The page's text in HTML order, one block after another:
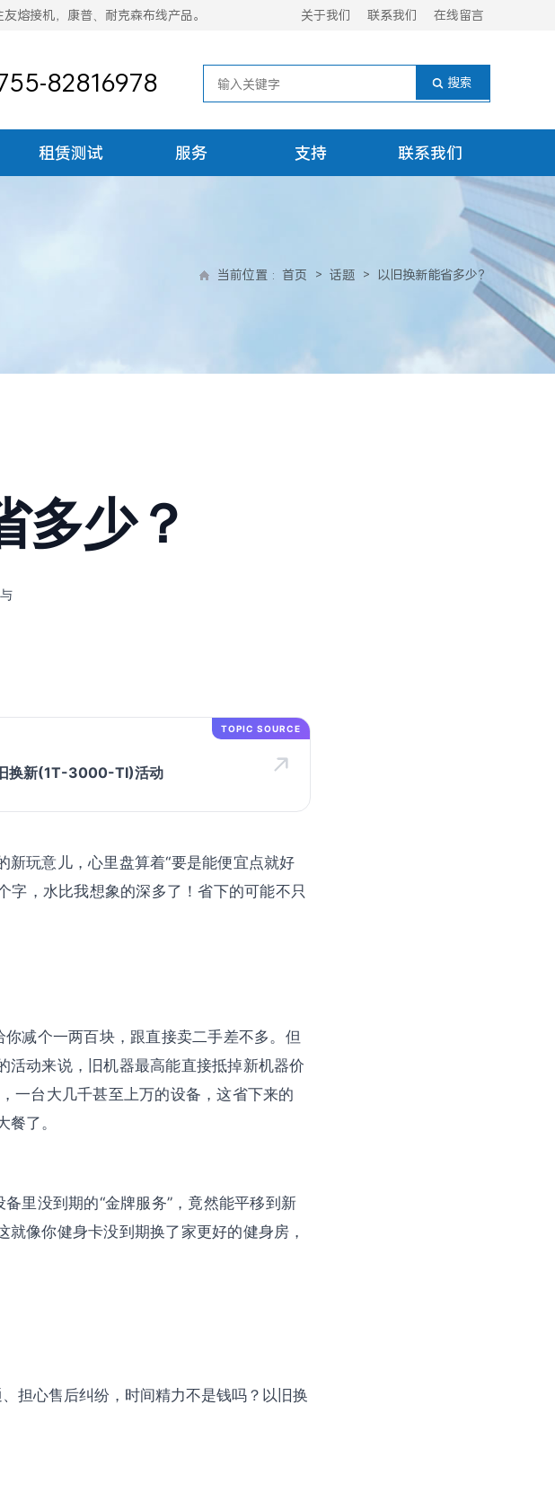
熔接机，康普、耐克森布线产品。 关于我们 联系我们 在线留言
82816978
租赁测试 服务 支持 联系我们
当前位置 : 首页 > 话题 > 以旧换新能省多少？
多少？
TOPIC SOURCE
换新(1T-3000-TI)活动
玩意儿，心里盘算着“要是能便宜点就好
字，水比我想象的深多了！省下的可能不只
减个一两百块，跟直接卖二手差不多。但
动来说，旧机器最高能直接抵掉新机器价
一台大几千甚至上万的设备，这省下来的
了。
里没到期的“金牌服务”，竟然能平移到新
像你健身卡没到期换了家更好的健身房，
担心售后纠纷，时间精力不是钱吗？以旧换